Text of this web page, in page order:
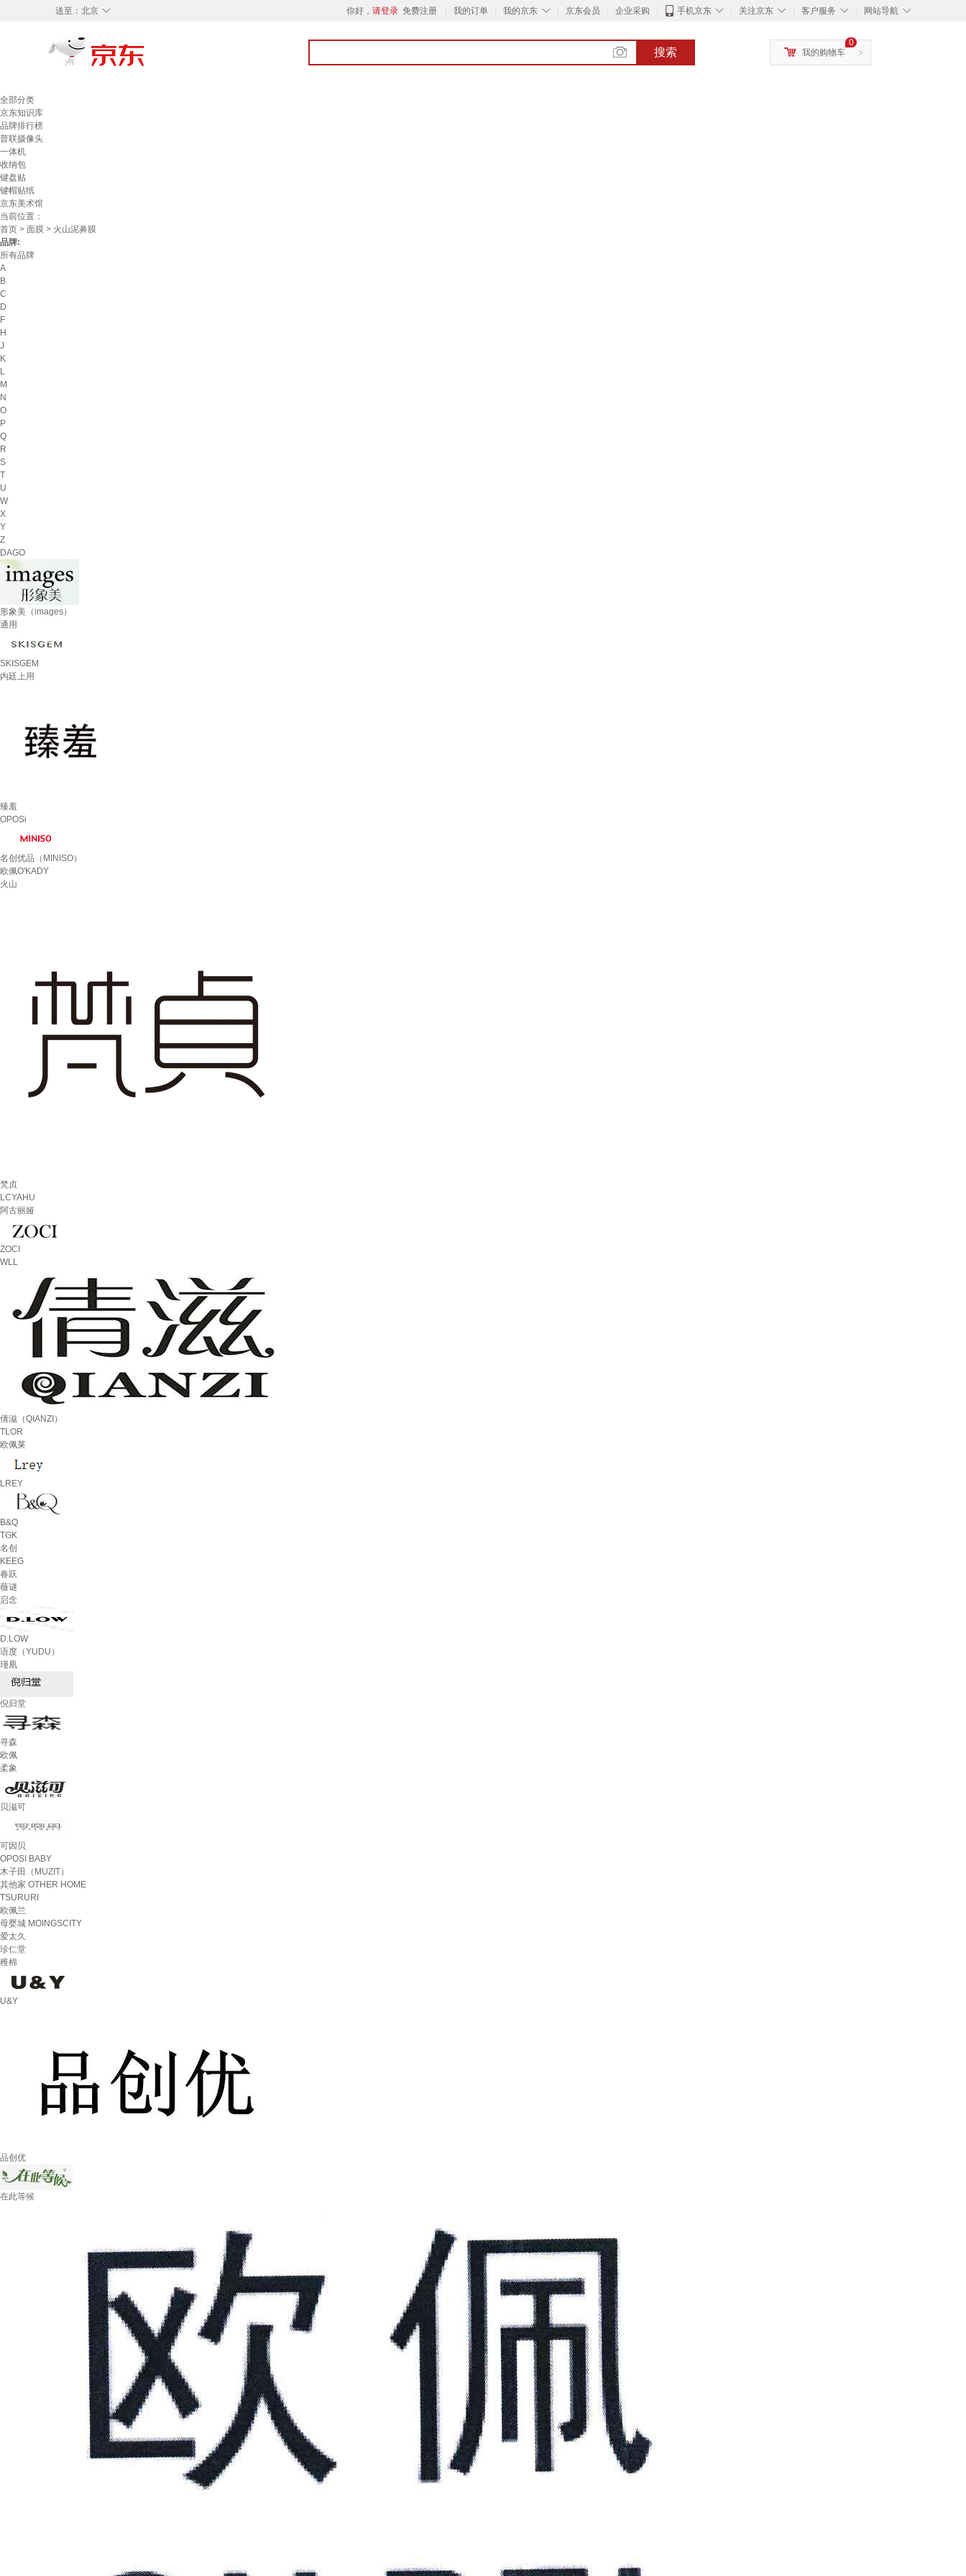
◇
送至： 北京 你好， 请登录 免费注册 我的订单 ◇
我的京东 京东会员 企业采购 ◇
手机京东 ◇
关注京东 ◇
客户服务 ◇
网站导航
搜索 >
0
我的购物车
全部分类
京东知识库
品牌排行榜
普联摄像头
一体机
收纳包
键盘贴
键帽贴纸
京东美术馆
当前位置：
首页 > 面膜 > 火山泥鼻膜
品牌:
所有品牌
A
B
C
D
F
H
J
K
L
M
N
O
P
Q
R
S
T
U
W
X
Y
Z
DAGO
形象美（images）
通用
SKISGEM
内廷上用
臻羞
OPOSi
名创优品（MINISO）
欧佩O'KADY
火山
梵贞
LCYAHU
阿古丽娅
ZOCI
WLL
倩滋（QIANZI）
TLOR
欧佩莱
LREY
B&Q
TGK
名创
KEEG
春跃
薇谜
启念
D.LOW
语度（YUDU）
瑾凰
倪归堂
寻森
欧佩
柔象
贝滋可
可因贝
OPOSI BABY
木子田（MUZIT）
其他家 OTHER HOME
TSURURI
欧佩兰
母婴城 MOINGSCITY
爱太久
珍仁堂
稚棉
U&Y
品创优
在此等候